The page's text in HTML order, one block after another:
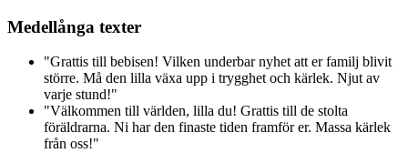
Medellånga texter
"Grattis till bebisen! Vilken underbar nyhet att er familj blivit
större. Må den lilla växa upp i trygghet och kärlek. Njut av
varje stund!"
"Välkommen till världen, lilla du! Grattis till de stolta
föräldrarna. Ni har den finaste tiden framför er. Massa kärlek
från oss!"